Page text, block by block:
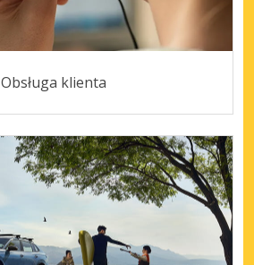
Obsługa klienta